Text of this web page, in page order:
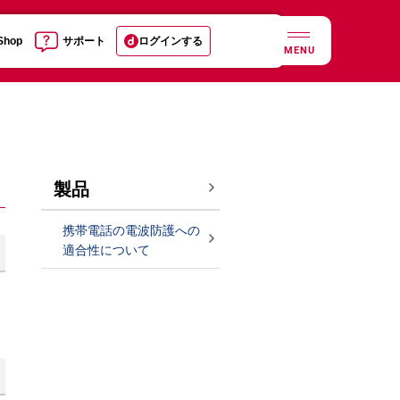
サポート ログインする
MENU
製品
携帯電話の電波防護への
適合性について